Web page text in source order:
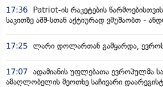
17:36
Patriot-ის რაკეტების
საკითზე აშშ-სთან აქტიურად ვმუშაობთ -
17:25 ლარი დოლართან გამყარდა,
17:07 ადამიანის უფლებათა ევროპულმა
ამაღლობელის მეოთხე საჩივარი